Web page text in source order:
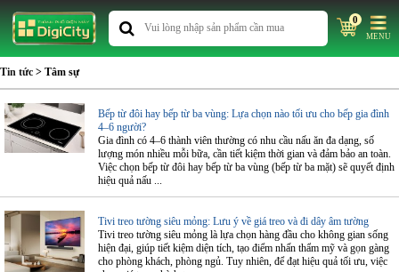
0
MENU
Tin tức > Tâm sự
Bếp từ đôi hay bếp từ ba vùng: Lựa chọn nào tối ưu cho bếp gia đình
4–6 người?
Gia đình có 4–6 thành viên thường có nhu cầu nấu ăn đa dạng, số
lượng món nhiều mỗi bữa, cần tiết kiệm thời gian và đảm bảo an toàn.
Việc chọn bếp từ đôi hay bếp từ ba vùng (bếp từ ba mặt) sẽ quyết định
hiệu quả nấu ...
Tivi treo tường siêu mỏng: Lưu ý về giá treo và đi dây âm tường
Tivi treo tường siêu mỏng là lựa chọn hàng đầu cho không gian sống
hiện đại, giúp tiết kiệm diện tích, tạo điểm nhấn thẩm mỹ và gọn gàng
cho phòng khách, phòng ngủ. Tuy nhiên, để đạt hiệu quả tối ưu, việc